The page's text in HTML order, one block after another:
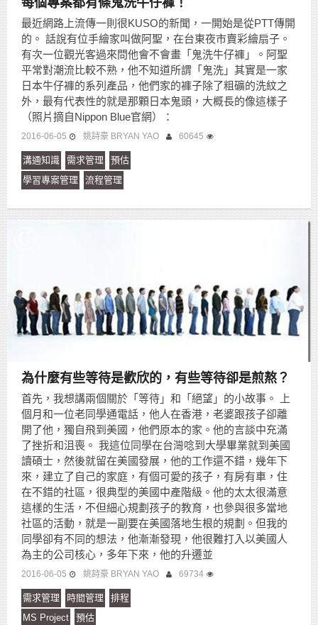
每個專案都有條鬼洗牛仔褲！
最近網路上流傳一則很KUSO的新聞，一開始是從PTT傳開
的。 話說有位手繪家叫做阿聖，在台東夜市賣彩繪扇子。
有次一位觀光客過來問他會不會畫「鬼洗牛仔褲」。阿聖
平常對潮流比較不熟，他不知道所謂「鬼洗」其實是一家
日本牛仔褲的系列產品，他們家的褲子除了粗礦的洗紋之
外，最有代表性的就是那顆日本鬼頭，大概長的像這樣子
（照片摘自Nippon Blue官網）：
2016-06-05 姚詩豪 BRYAN YAO 60645
溝通知識 需求管理
預估
學習專案管理
流程管理
為什麼有些等待是歡欣的，有些等待卻是煎熬？
首先，我想講兩個關於「等待」和「絕望」的小故事。 上
個月和一位老同學通電話，他人在香港，老婆跟孩子卻離
開了他，獨自飛到美國，他們原本的家。他的言談中充滿
了挫折和沮喪。 我這位同學在台灣唸到大學畢業就到美國
讀碩士，然後就留在美國發展，他的工作還不錯，幾年下
來，建立了自己的家庭，有個可愛的孩子，有房有車，住
在不錯的社區，很典型的美國中產階級。他的太太很滿意
這樣的生活，不但細心規劃孩子的教育，也參與很多當地
社區的活動，就是一副要在美國落地生根的規劃。但我的
同學卻有不同的想法，他漸漸發現，他很難打入以美國人
為主的公司核心，多年下來，他的升遷並
2016-06-05 姚詩豪 BRYAN YAO 69734
需求管理 時間管理
排程
MS Project
預估